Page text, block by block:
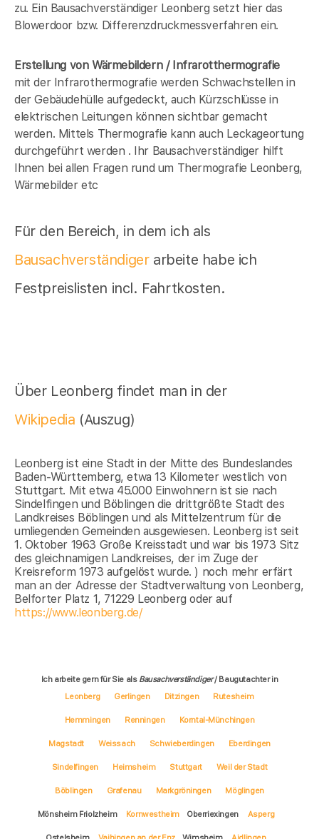
zu. Ein Bausachverständiger Leonberg setzt hier das
Blowerdoor bzw. Differenzdruckmessverfahren ein.
Erstellung von Wärmebildern / Infrarotthermografie
mit der Infrarothermografie werden Schwachstellen in
der Gebäudehülle aufgedeckt, auch Kürzschlüsse in
elektrischen Leitungen können sichtbar gemacht
werden. Mittels Thermografie kann auch Leckageortung
durchgeführt werden . Ihr Bausachverständiger hilft
Ihnen bei allen Fragen rund um Thermografie Leonberg,
Wärmebilder etc
Für den Bereich, in dem ich als
Bausachverständigerarbeite habe ich
Festpreislisten incl. Fahrtkosten.
Über Leonberg findet man in der
Wikipedia (Auszug)
Leonberg ist eine Stadt in der Mitte des Bundeslandes
Baden-Württemberg, etwa 13 Kilometer westlich von
Stuttgart. Mit etwa 45.000 Einwohnern ist sie nach
Sindelfingen und Böblingen die drittgrößte Stadt des
Landkreises Böblingen und als Mittelzentrum für die
umliegenden Gemeinden ausgewiesen. Leonberg ist seit
1. Oktober 1963 Große Kreisstadt und war bis 1973 Sitz
des gleichnamigen Landkreises, der im Zuge der
Kreisreform 1973 aufgelöst wurde. ) noch mehr erfärt
man an der Adresse der Stadtverwaltung von Leonberg,
Belforter Platz 1, 71229 Leonberg oder auf
https://www.leonberg.de/
Ich arbeite gern für Sie als Bausachverständiger/ Baugutachter in
Leonberg
Gerlingen Ditzingen Rutesheim
Hemmingen Renningen Korntal-Münchingen
Magstadt Weissach Schwieberdingen Eberdingen
Sindelfingen Heimsheim Stuttgart Weil der Stadt
Böblingen Grafenau Markgröningen Möglingen
Mönsheim Friolzheim Kornwestheim Oberriexingen Asperg